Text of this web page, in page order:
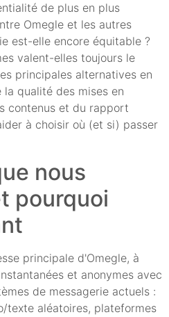
de plus en plus
Omegle et les autres
est-elle encore équitable ?
valent-elles toujours le
principales alternatives en
qualité des mises en
contenus et du rapport
à choisir où (et si) passer
nous
pourquoi
principale d'Omegle, à
et anonymes avec
de messagerie actuels :
texte aléatoires, plateformes